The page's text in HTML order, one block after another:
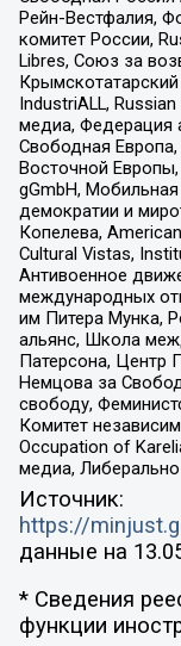
Рейн-Вестфалия,
комитет России,
Libres, Союз за
IndustriALL,
медиа, Федерация
Свободная
Восточной
gGmbH,
демократии и
Копелева,
Cultural Vistas,
Антивоенное
международных
им Питера Мунка,
альянс, Школа
Патерсона, Центр
Немцова за
свободу,
Комитет
Occupation of
медиа,
Источник:
https://
данные на
* Сведения
функции